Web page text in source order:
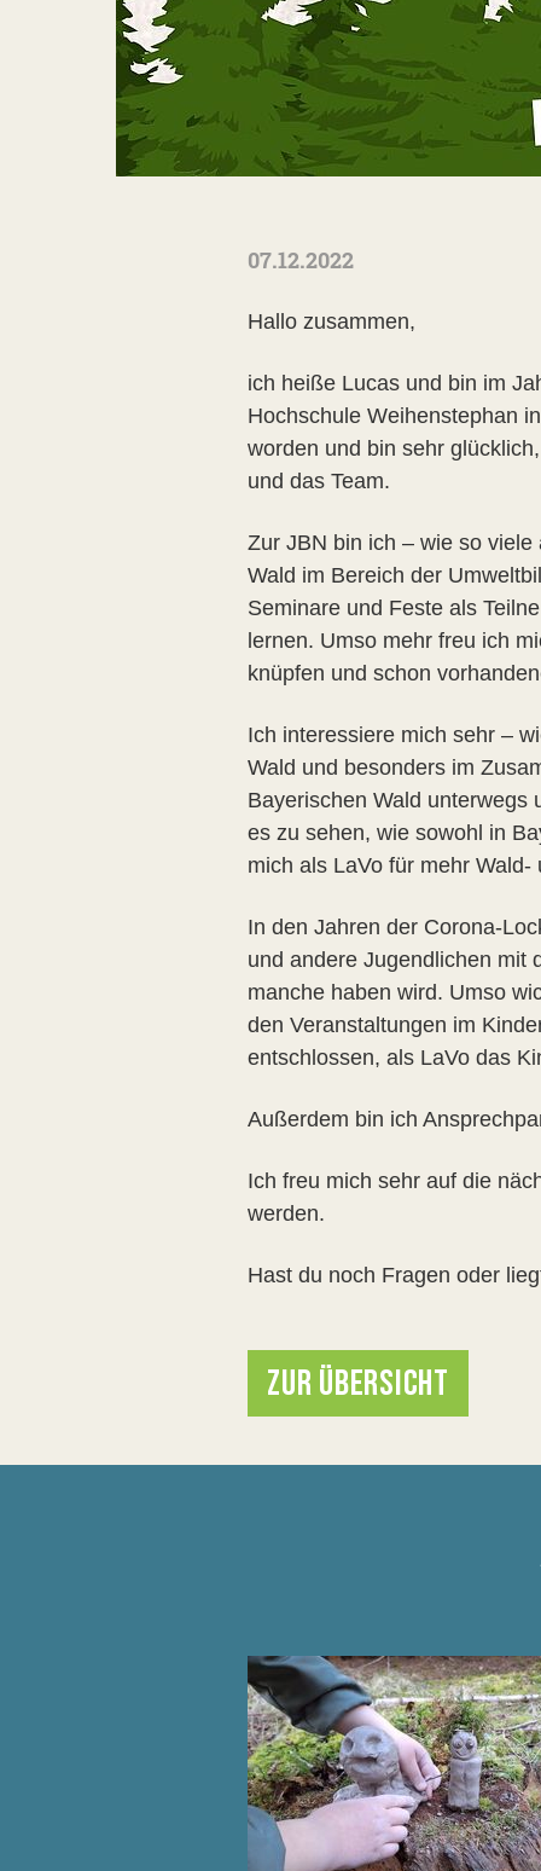
07.12.2022
Hallo zusammen,
ich heiße Lucas und bin im
Hochschule Weihenstephan
worden und bin sehr
und das Team.
Zur JBN bin ich – wie so
Wald im Bereich der
Seminare und Feste als
lernen. Umso mehr freu ich
knüpfen und schon
Ich interessiere mich sehr –
Wald und besonders im
Bayerischen Wald unterwegs
es zu sehen, wie sowohl in
mich als LaVo für mehr
In den Jahren der Corona-
und andere Jugendlichen mit
manche haben wird. Umso
den Veranstaltungen im
entschlossen, als LaVo das
Außerdem bin ich
Ich freu mich sehr auf die
werden.
Hast du noch Fragen oder
ZUR ÜBERSICHT